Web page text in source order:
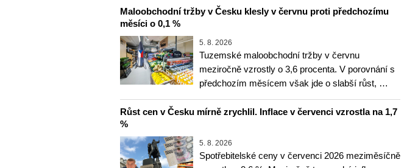
Maloobchodní tržby v Česku klesly v červnu proti předchozímu
měsíci o 0,1 %
5. 8. 2026
Tuzemské maloobchodní tržby v červnu
meziročně vzrostly o 3,6 procenta. V porovnání s
předchozím měsícem však jde o slabší růst, …
Růst cen v Česku mírně zrychlil. Inflace v červenci vzrostla na 1,7
%
5. 8. 2026
Spotřebitelské ceny v červenci 2026 meziměsíčně